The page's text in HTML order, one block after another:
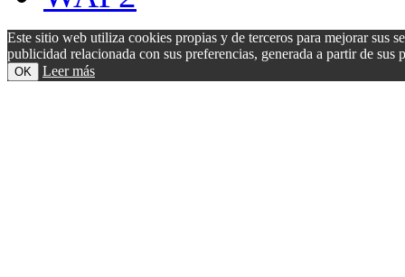
Este sitio web utiliza cookies propias y de terceros para mejorar sus
publicidad relacionada con sus preferencias, generada a partir de
OK Leer más